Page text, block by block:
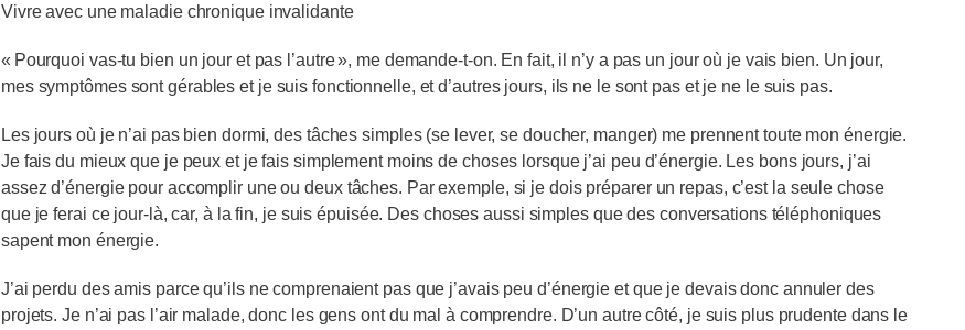
Vivre avec une maladie chronique invalidante
« Pourquoi vas-tu bien un jour et pas l’autre », me demande-t-on. En fait, il n’y a pas un jour où je vais bien. Un jour,
mes symptômes sont gérables et je suis fonctionnelle, et d’autres jours, ils ne le sont pas et je ne le suis pas.
Les jours où je n’ai pas bien dormi, des tâches simples (se lever, se doucher, manger) me prennent toute mon énergie.
Je fais du mieux que je peux et je fais simplement moins de choses lorsque j’ai peu d’énergie. Les bons jours, j’ai
assez d’énergie pour accomplir une ou deux tâches. Par exemple, si je dois préparer un repas, c’est la seule chose
que je ferai ce jour-là, car, à la fin, je suis épuisée. Des choses aussi simples que des conversations téléphoniques
sapent mon énergie.
J’ai perdu des amis parce qu’ils ne comprenaient pas que j’avais peu d’énergie et que je devais donc annuler des
projets. Je n’ai pas l’air malade, donc les gens ont du mal à comprendre. D’un autre côté, je suis plus prudente dans le